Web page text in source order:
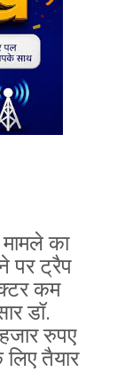
का
पर ट्रैप
कम
डॉ.
रुपए
तैयार